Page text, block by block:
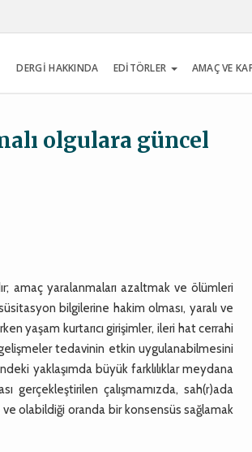
DERGİ HAKKINDA EDİTÖRLER AMAÇ VE
olgulara güncel
amaç yaralanmaları azaltmak ve ölümleri
bilgilerine hakim olması, yaralı ve
yaşam kurtarıcı girişimler, ileri hat cerrahi
tedavinin etkin uygulanabilmesini
yaklaşımda büyük farklılıklar meydana
gerçekleştirilen çalışmamızda, sah(r)ada
olabildiği oranda bir konsensüs sağlamak